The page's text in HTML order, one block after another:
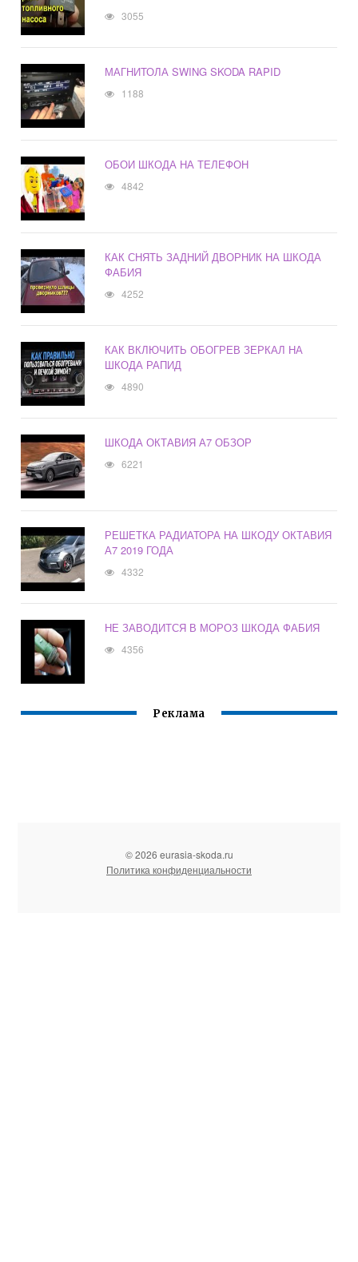
3055
МАГНИТОЛА SWING SKODA RAPID
1188
ОБОИ ШКОДА НА ТЕЛЕФОН
4842
КАК СНЯТЬ ЗАДНИЙ ДВОРНИК НА ШКОДА
ФАБИЯ
4252
КАК ВКЛЮЧИТЬ ОБОГРЕВ ЗЕРКАЛ НА
ШКОДА РАПИД
4890
ШКОДА ОКТАВИЯ А7 ОБЗОР
6221
РЕШЕТКА РАДИАТОРА НА ШКОДУ ОКТАВИЯ
А7 2019 ГОДА
4332
НЕ ЗАВОДИТСЯ В МОРОЗ ШКОДА ФАБИЯ
4356
Реклама
© 2026 eurasia-skoda.ru
Политика конфиденциальности